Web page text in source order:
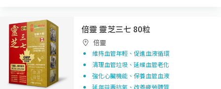
倍靈 靈芝三七 80粒
倍靈
維持血管年輕、促進血液循環
清理血管垃圾、延緩血管老化
強化心臟機能、保養血管血液
延年益壽抗氧、改善疲勞體質